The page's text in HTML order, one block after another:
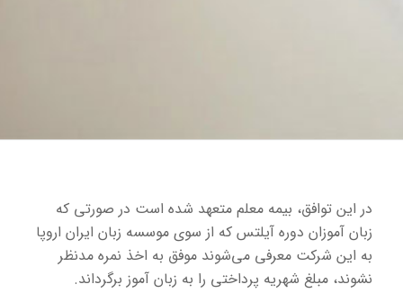
در این توافق، بیمه معلم متعهد شده است در صورتی که
زبان آموزان دوره آیلتس که از سوی موسسه زبان ایران اروپا
به این شرکت معرفی می‌شوند موفق به اخذ نمره مدنظر
نشوند، مبلغ شهریه پرداختی را به زبان آموز برگرداند.